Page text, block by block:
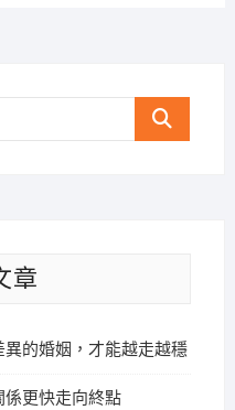
Search
章
的婚姻，才能越走越穩
更快走向終點